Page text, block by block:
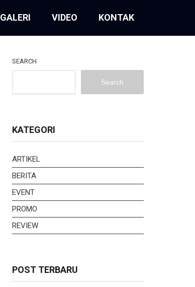
GALERI VIDEO KONTAK
SEARCH
Search
KATEGORI
ARTIKEL
BERITA
EVENT
PROMO
REVIEW
POST TERBARU